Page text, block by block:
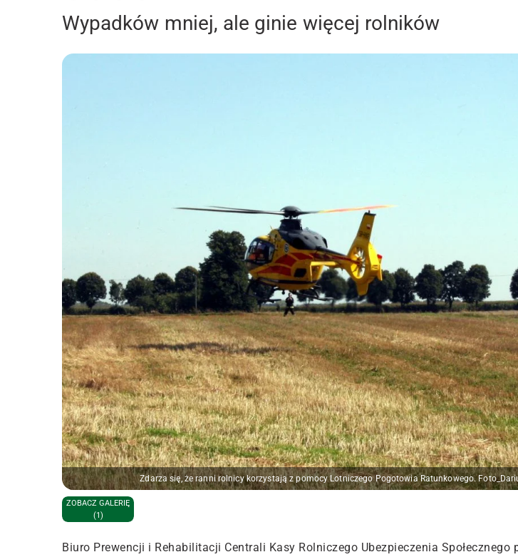
Wypadków mniej, ale ginie więcej rolników
Zdarza się, że ranni rolnicy korzystają z pomocy Lotniczego Pogotowia Ratunkowego.
ZOBACZ GALERIĘ
(1)
Biuro Prewencji i Rehabilitacji Centrali Kasy Rolniczego Ubezpieczenia Społecznego